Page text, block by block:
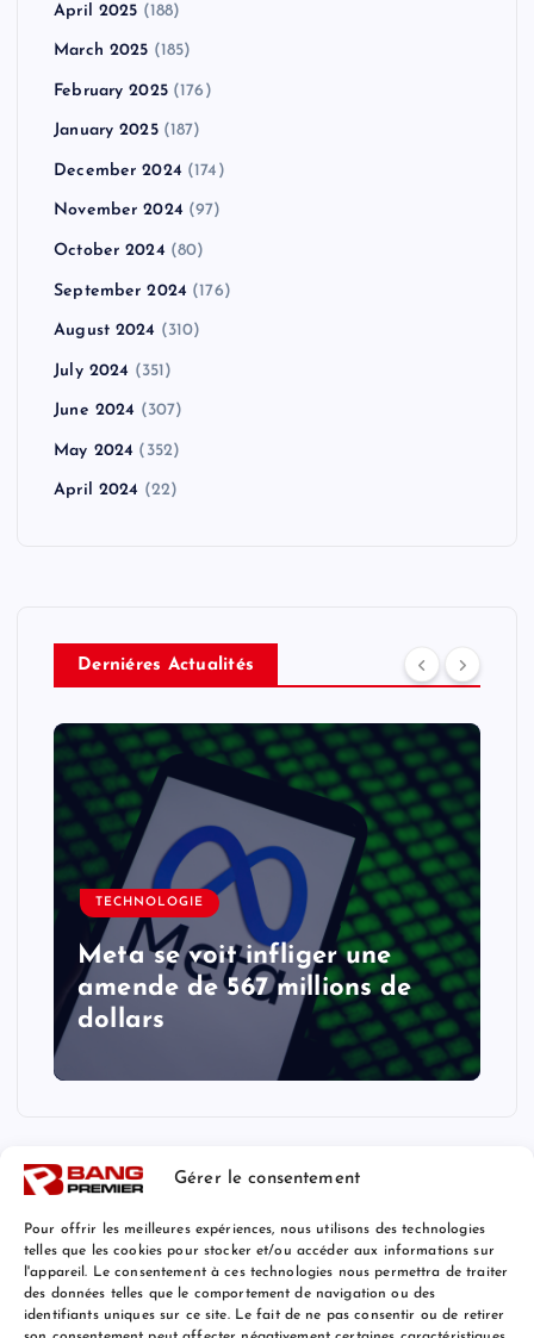
Gérer le consentement
Pour offrir les meilleures expériences, nous utilisons des technologies
telles que les cookies pour stocker et/ou accéder aux informations sur
l'appareil. Le consentement à ces technologies nous permettra de traiter
des données telles que le comportement de navigation ou des
identifiants uniques sur ce site. Le fait de ne pas consentir ou de retirer
April 2025 (188)
March 2025 (185)
February 2025(176)
January 2025(187)
December 2024 (174)
November 2024 (97)
October 2024 (80)
September 2024 (176)
August 2024 (310)
July 2024 (351)
June 2024 (307)
May 2024 (352)
April 2024 (22)
Derniéres Actualités
TECHNOLOGIE
Meta se voit infliger une
amende de 567 millions de
dollars
Mentions Légales